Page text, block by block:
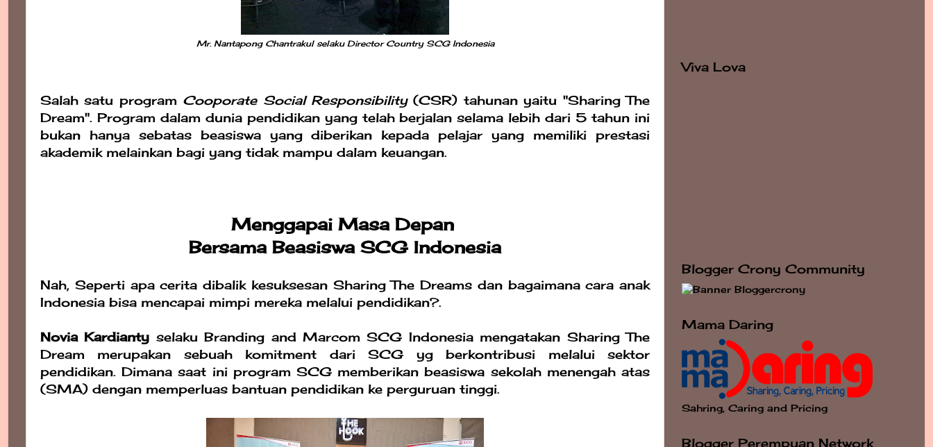
Mr. Nantapong Chantrakul selaku Director Country SCG Indonesia
Salah satu program Cooporate Social Responsibility(CSR) tahunan yaitu "Sharing The
Dream". Program dalam dunia pendidikan yang telah berjalan selama lebih dari 5 tahun ini
bukan hanya sebatas beasiswa yang diberikan kepada pelajar yang memiliki prestasi
akademik melainkan bagi yang tidak mampu dalam keuangan.
Menggapai Masa Depan
Bersama Beasiswa SCG Indonesia
Nah, Seperti apa cerita dibalik kesuksesan Sharing The Dreams dan bagaimana cara anak
Indonesia bisa mencapai mimpi mereka melalui pendidikan?.
Novia Kardianty selaku Branding and Marcom SCG Indonesia mengatakan Sharing The
Dream merupakan sebuah komitment dari SCG yg berkontribusi melalui sektor
pendidikan. Dimana saat ini program SCG memberikan beasiswa sekolah menengah atas
(SMA) dengan memperluas bantuan pendidikan ke perguruan tinggi.
Viva Lova
Blogger Crony Community
Mama Daring
Sahring, Caring and Pricing
Blogger Perempuan Network